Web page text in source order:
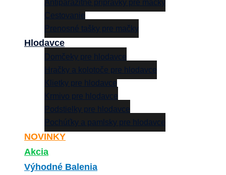
Antiparazitné prípravky pre mačky
Cestovanie
Prenosné tašky pre mačky
Hlodavce
Domčeky pre hlodavce
Hračky a kolotoče pre hlodavce
Klietky pre hlodavce
Krmivo pre hlodavce
Podstielky pre hlodavce
Pochúťky a pamlsky pre hlodavce
NOVINKY
Akcia
Výhodné Balenia